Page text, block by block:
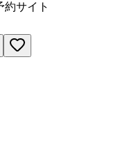
約サイト